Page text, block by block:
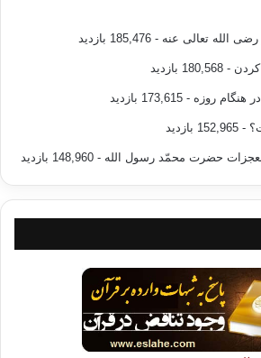
الله تعالی عنه - 185,476 بازدید
- 180,568 بازدید
هنگام روزه - 173,615 بازدید
- 152,965 بازدید
حضرت محمّد رسول الله - 148,960 بازدید